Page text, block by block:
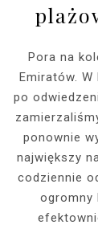
Pora na
Emiratów.
po
ponownie
największy
codziennie
ogromny